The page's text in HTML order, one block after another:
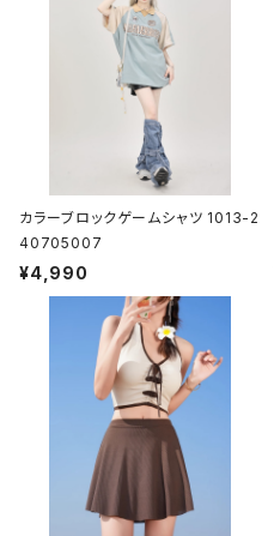
カラーブロックゲームシャツ 1013-2
40705007
¥4,990